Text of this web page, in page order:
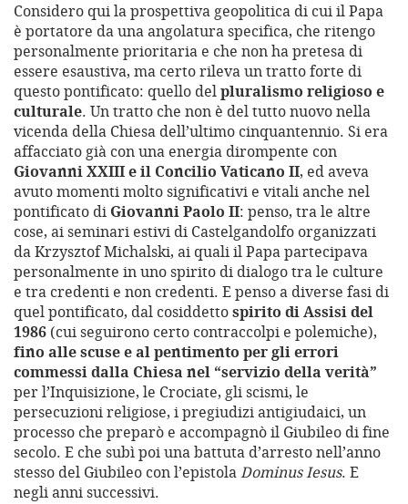
Considero qui la prospettiva geopolitica di cui il Papa
è portatore da una angolatura specifica, che ritengo
personalmente prioritaria e che non ha pretesa di
essere esaustiva, ma certo rileva un tratto forte di
questo pontificato: quello delpluralismo religioso e
culturale. Un tratto che non è del tutto nuovo nella
vicenda della Chiesa dell’ultimo cinquantennio. Si era
affacciato già con una energia dirompente con
Giovanni XXIII e il Concilio Vaticano II, ed aveva
avuto momenti molto significativi e vitali anche nel
pontificato di Giovanni Paolo II: penso, tra le altre
cose, ai seminari estivi di Castelgandolfo organizzati
da Krzysztof Michalski, ai quali il Papa partecipava
personalmente in uno spirito di dialogo tra le culture
e tra credenti e non credenti. E penso a diverse fasi di
quel pontificato, dal cosiddettospirito di Assisi del
1986 (cui seguirono certo contraccolpi e polemiche),
fino alle scuse e al pentimento per gli errori
commessi dalla Chiesa nel “servizio della verità”
per l’Inquisizione, le Crociate, gli scismi, le
persecuzioni religiose, i pregiudizi antigiudaici, un
processo che preparò e accompagnò il Giubileo di fine
secolo. E che subì poi una battuta d’arresto nell’anno
stesso del Giubileo con l’epistolaDominus Iesus. E
negli anni successivi.